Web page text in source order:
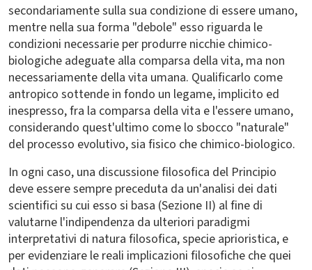
secondariamente sulla sua condizione di essere umano,
mentre nella sua forma "debole" esso riguarda le
condizioni necessarie per produrre nicchie chimico-
biologiche adeguate alla comparsa della vita, ma non
necessariamente della vita umana. Qualificarlo come
antropico sottende in fondo un legame, implicito ed
inespresso, fra la comparsa della vita e l'essere umano,
considerando quest'ultimo come lo sbocco "naturale"
del processo evolutivo, sia fisico che chimico-biologico.
In ogni caso, una discussione filosofica del Principio
deve essere sempre preceduta da un'analisi dei dati
scientifici su cui esso si basa (Sezione II) al fine di
valutarne l'indipendenza da ulteriori paradigmi
interpretativi di natura filosofica, specie aprioristica, e
per evidenziare le reali implicazioni filosofiche che quei